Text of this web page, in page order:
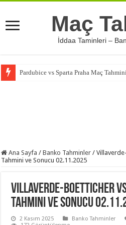
Maç
İddaa Taminleri –
Pardubice vs Sparta Praha Maç
Ana Sayfa / Banko Tahminler /
Tahmini ve Sonucu 02.11.2025
Villaverde-Boetticher vs
Tahmini ve Sonucu
2 Kasım 2025 Banko Tahminler